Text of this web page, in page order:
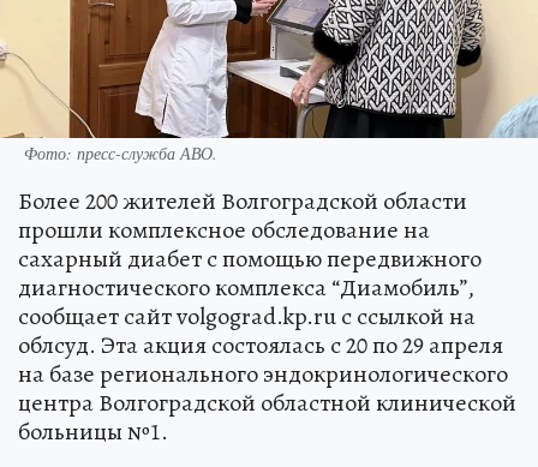
Фото: пресс-служба АВО.
Более 200 жителей Волгоградской области
прошли комплексное обследование на
сахарный диабет с помощью передвижного
диагностического комплекса “Диамобиль”,
сообщает сайт volgograd.kp.ru с ссылкой на
облсуд. Эта акция состоялась с 20 по 29 апреля
на базе регионального эндокринологического
центра Волгоградской областной клинической
больницы №1.